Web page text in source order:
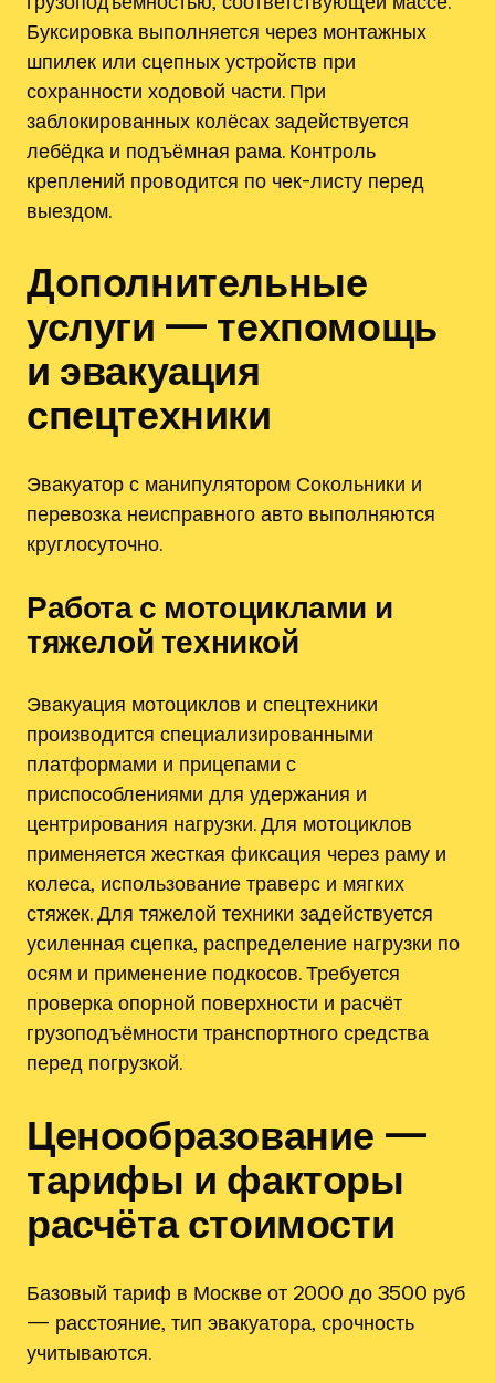
Буксировка выполняется через монтажных
шпилек или сцепных устройств при
сохранности ходовой части. При
заблокированных колёсах задействуется
лебёдка и подъёмная рама. Контроль
креплений проводится по чек-листу перед
выездом.
Дополнительные
услуги — техпомощь
и эвакуация
спецтехники
Эвакуатор с манипулятором Сокольники и
перевозка неисправного авто выполняются
круглосуточно.
Работа с мотоциклами и
тяжелой техникой
Эвакуация мотоциклов и спецтехники
производится специализированными
платформами и прицепами с
приспособлениями для удержания и
центрирования нагрузки. Для мотоциклов
применяется жесткая фиксация через раму и
колеса‚ использование траверс и мягких
стяжек. Для тяжелой техники задействуется
усиленная сцепка‚ распределение нагрузки по
осям и применение подкосов. Требуется
проверка опорной поверхности и расчёт
грузоподъёмности транспортного средства
перед погрузкой.
Ценообразование —
тарифы и факторы
расчёта стоимости
Базовый тариф в Москве от 2000 до 3500 руб
— расстояние‚ тип эвакуатора‚ срочность
учитываются.